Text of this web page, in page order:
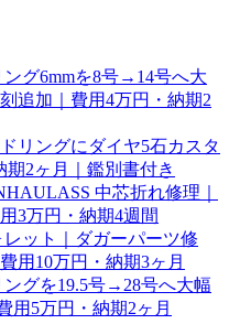
グ6mmを8号→14号へ大
追加｜費用4万円・納期2
リングにダイヤ5石カスタ
期2ヶ月｜鑑別書付き
中芯折れ修理｜
3万円・納期4週間
ット｜ダガーパーツ修
用10万円・納期3ヶ月
グを19.5号→28号へ大幅
用5万円・納期2ヶ月